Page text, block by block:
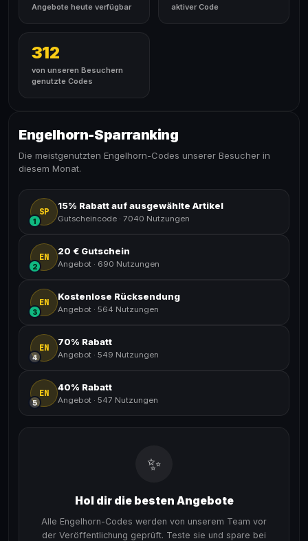
Angebote heute verfügbar aktiver Code
312
von unseren Besuchern
genutzte Codes
Engelhorn-Sparranking
Die meistgenutzten Engelhorn-Codes unserer Besucher in
diesem Monat.
SP
1
15% Rabatt auf ausgewählte Artikel
Gutscheincode · 7040 Nutzungen
EN
2
20 € Gutschein
Angebot · 690 Nutzungen
EN
3
Kostenlose Rücksendung
Angebot · 564 Nutzungen
EN
4
70% Rabatt
Angebot · 549 Nutzungen
EN
5
40% Rabatt
Angebot · 547 Nutzungen
✨
Hol dir die besten Angebote
Alle Engelhorn-Codes werden von unserem Team vor
der Veröffentlichung geprüft. Teste sie und spare bei